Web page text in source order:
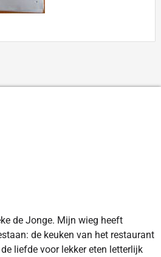
de Jonge. Mijn wieg heeft
de keuken van het restaurant
liefde voor lekker eten letterlijk